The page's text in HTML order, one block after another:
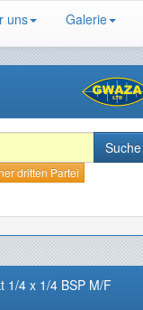
uns Galerie
dritten Partei
1/4 x 1/4 BSP M/F